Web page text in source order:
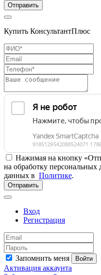
Отправить
Купить КонсультантПлюс
Нажимая на кнопку
на обработку
данных в Политике.
Отправить
Вход
Регистрация
Запомнить меня Войти
Активация аккаунта